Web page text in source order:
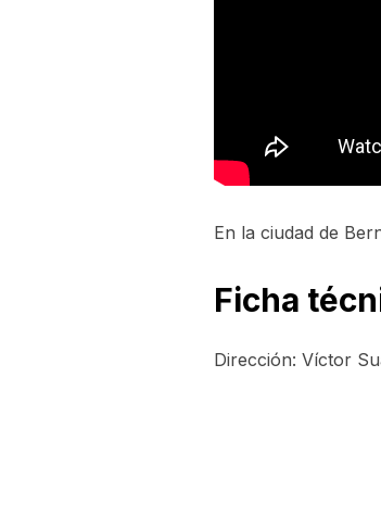
En la ciudad de
Ficha
Dirección: Víctor